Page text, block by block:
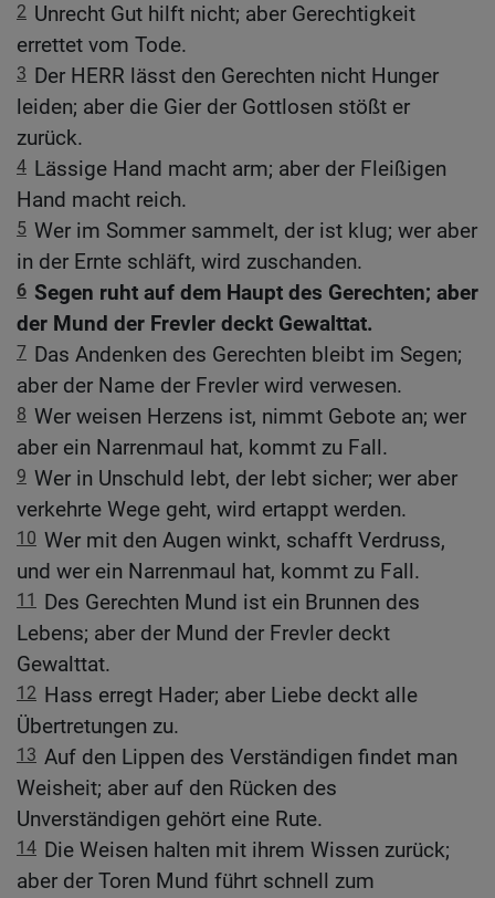
2 Unrecht Gut hilft nicht; aber Gerechtigkeit
errettet vom Tode.
3 Der HERR lässt den Gerechten nicht Hunger
leiden; aber die Gier der Gottlosen stößt er
zurück.
4 Lässige Hand macht arm; aber der Fleißigen
Hand macht reich.
5 Wer im Sommer sammelt, der ist klug; wer aber
in der Ernte schläft, wird zuschanden.
6 Segen ruht auf dem Haupt des Gerechten; aber
der Mund der Frevler deckt Gewalttat.
7 Das Andenken des Gerechten bleibt im Segen;
aber der Name der Frevler wird verwesen.
8 Wer weisen Herzens ist, nimmt Gebote an; wer
aber ein Narrenmaul hat, kommt zu Fall.
9 Wer in Unschuld lebt, der lebt sicher; wer aber
verkehrte Wege geht, wird ertappt werden.
10 Wer mit den Augen winkt, schafft Verdruss,
und wer ein Narrenmaul hat, kommt zu Fall.
11
Des Gerechten Mund ist ein Brunnen des
Lebens; aber der Mund der Frevler deckt
Gewalttat.
12 Hass erregt Hader; aber Liebe deckt alle
Übertretungen zu.
13 Auf den Lippen des Verständigen findet man
Weisheit; aber auf den Rücken des
Unverständigen gehört eine Rute.
14 Die Weisen halten mit ihrem Wissen zurück;
aber der Toren Mund führt schnell zum